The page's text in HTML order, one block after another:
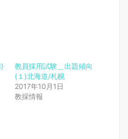
教員採用試験＿出題傾向
(１)北海道/札幌
2017年10月1日
教採情報